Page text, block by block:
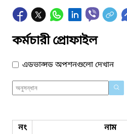
কর্মচারী প্রোফাইল
এডভান্সড অপশনগুলো দেখান
নং নাম